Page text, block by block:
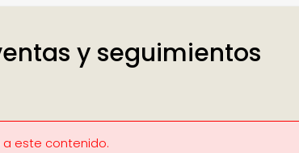
y seguimientos
este contenido.